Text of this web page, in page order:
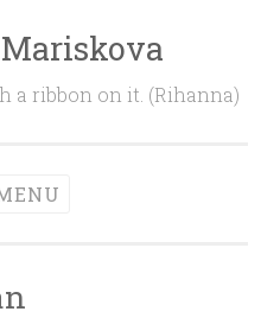
a ribbon on it. (Rihanna)